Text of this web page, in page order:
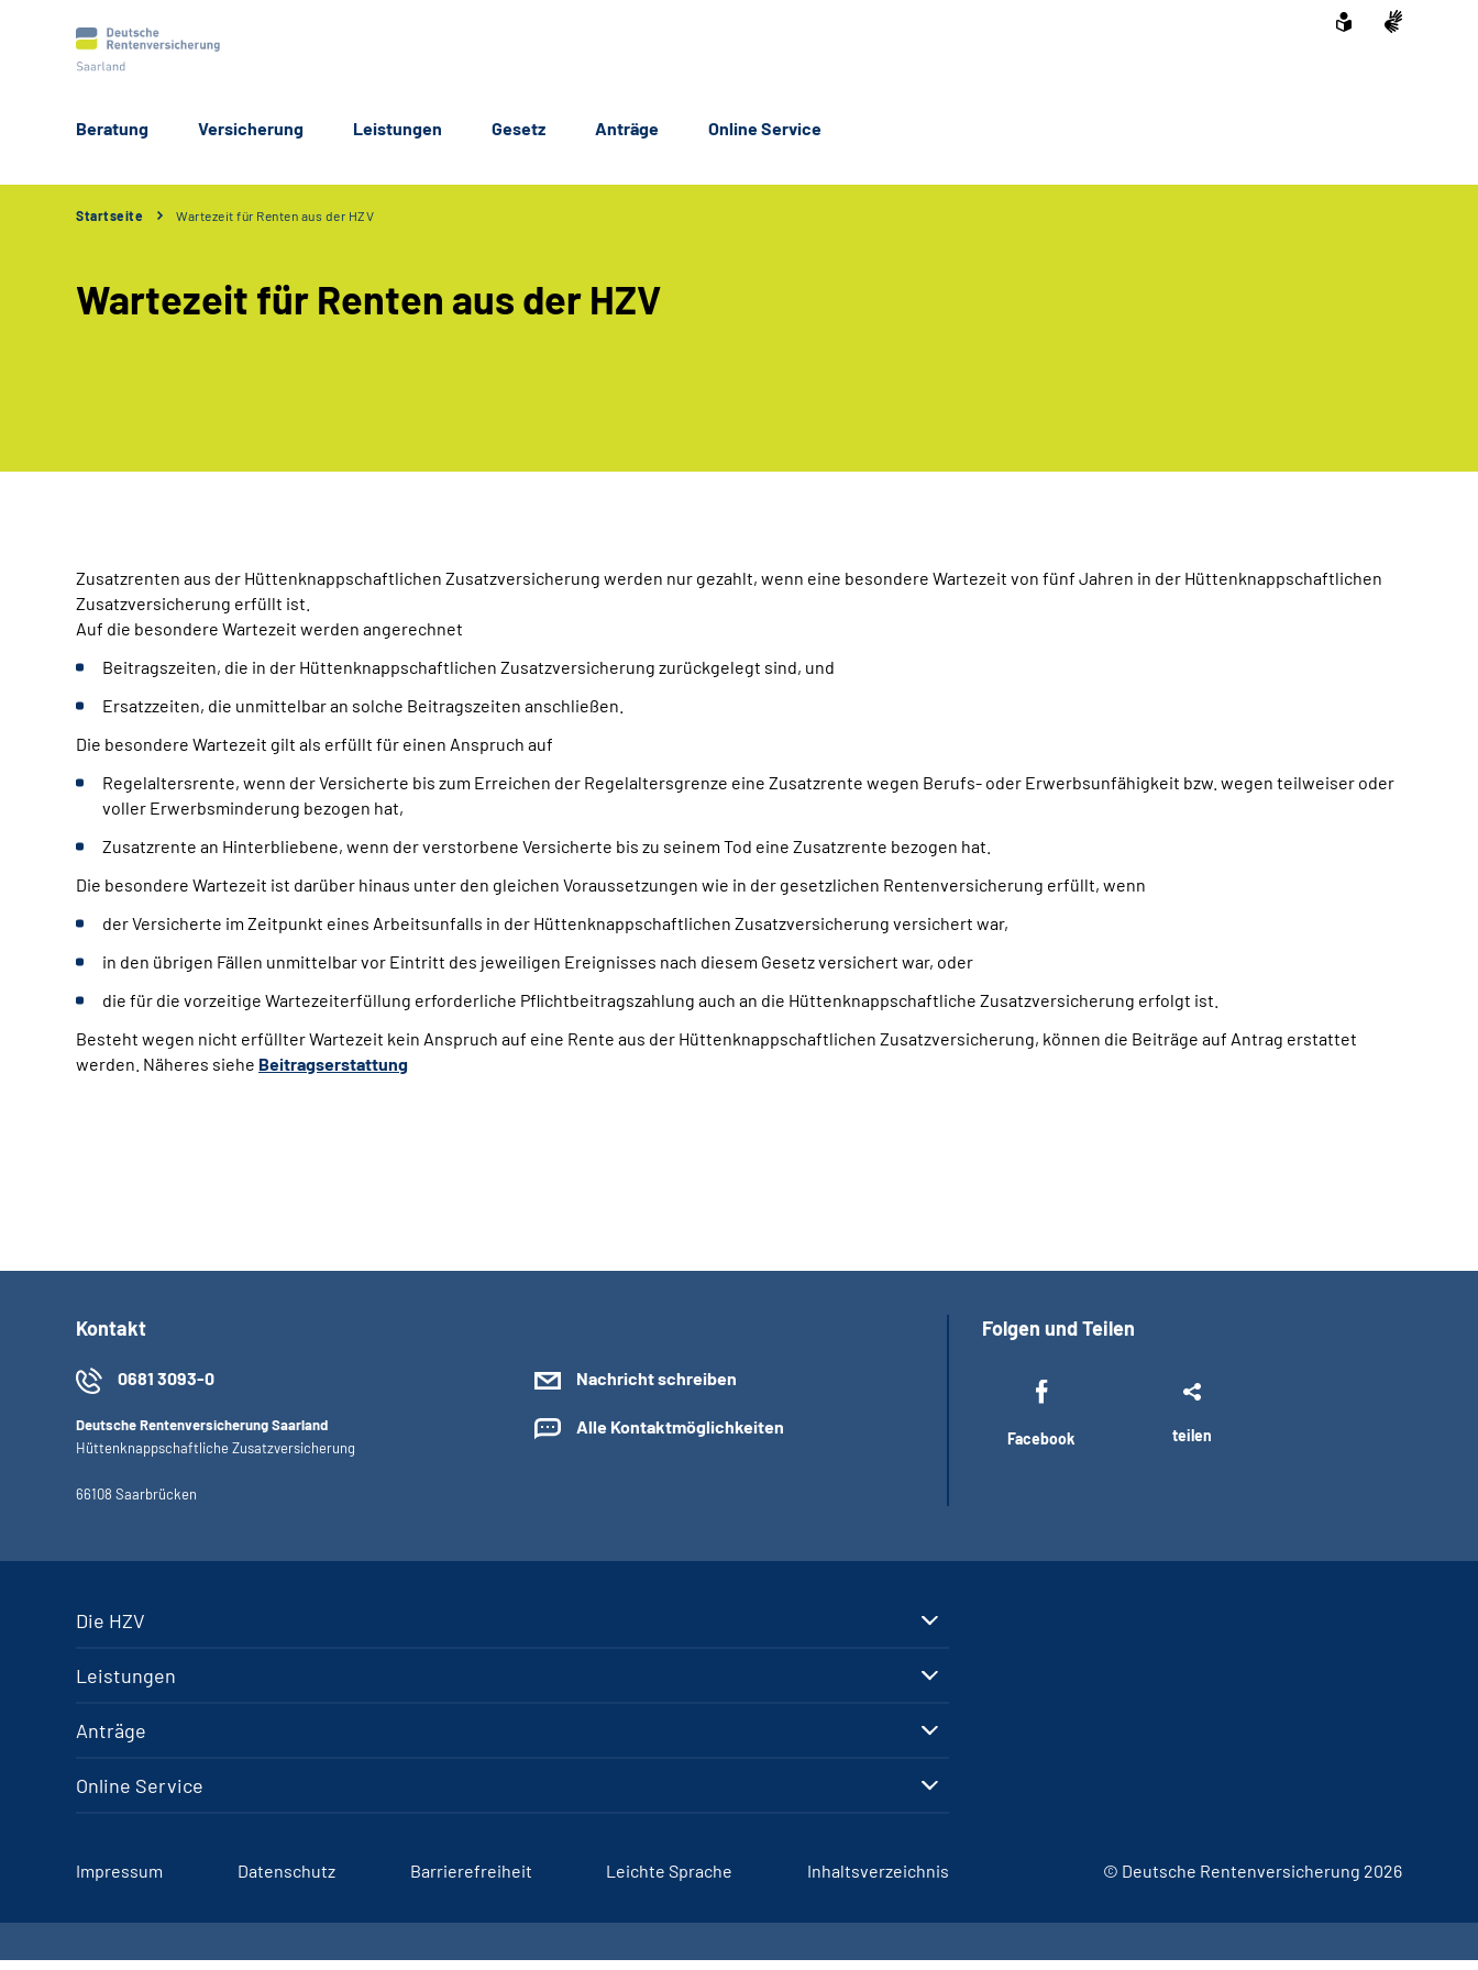
Beratung Versicherung Leistungen Gesetz Anträge Online Service
Startseite Wartezeit für Renten aus der HZV
Wartezeit für Renten aus der HZV
Zusatzrenten aus der Hüttenknappschaftlichen Zusatzversicherung werden nur gezahlt, wenn eine besondere Wartezeit von fünf Jahren in der Hüttenknappschaftlichen
Zusatzversicherung erfüllt ist.
Auf die besondere Wartezeit werden angerechnet
Beitragszeiten, die in der Hüttenknappschaftlichen Zusatzversicherung zurückgelegt sind, und
Ersatzzeiten, die unmittelbar an solche Beitragszeiten anschließen.
Die besondere Wartezeit gilt als erfüllt für einen Anspruch auf
Regelaltersrente, wenn der Versicherte bis zum Erreichen der Regelaltersgrenze eine Zusatzrente wegen Berufs- oder Erwerbsunfähigkeit bzw. wegen teilweiser oder
voller Erwerbsminderung bezogen hat,
Zusatzrente an Hinterbliebene, wenn der verstorbene Versicherte bis zu seinem Tod eine Zusatzrente bezogen hat.
Die besondere Wartezeit ist darüber hinaus unter den gleichen Voraussetzungen wie in der gesetzlichen Rentenversicherung erfüllt, wenn
der Versicherte im Zeitpunkt eines Arbeitsunfalls in der Hüttenknappschaftlichen Zusatzversicherung versichert war,
in den übrigen Fällen unmittelbar vor Eintritt des jeweiligen Ereignisses nach diesem Gesetz versichert war, oder
die für die vorzeitige Wartezeiterfüllung erforderliche Pflichtbeitragszahlung auch an die Hüttenknappschaftliche Zusatzversicherung erfolgt ist.
Besteht wegen nicht erfüllter Wartezeit kein Anspruch auf eine Rente aus der Hüttenknappschaftlichen Zusatzversicherung, können die Beiträge auf Antrag erstattet
werden. Näheres siehe Beitragserstattung
Kontakt
0681 3093-0
Deutsche Rentenversicherung Saarland
Hüttenknappschaftliche Zusatzversicherung
66108 Saarbrücken
Nachricht schreiben
Alle Kontaktmöglichkeiten
Folgen und Teilen
Facebook teilen
Die HZV
Leistungen
Anträge
Online Service
Impressum Datenschutz Barrierefreiheit Leichte Sprache Inhaltsverzeichnis © Deutsche Rentenversicherung 2026